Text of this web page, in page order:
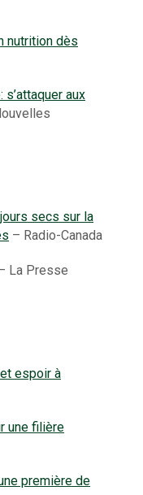
nutrition dès
s’attaquer aux
secs sur la
– Radio-Canada
La Presse
espoir à
une filière
première de